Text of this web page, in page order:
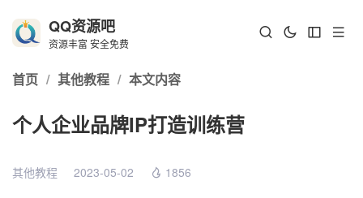
QQ资源吧
资源丰富 安全免费
首页 / 其他教程 / 本文内容
个人企业品牌IP打造训练营
其他教程 2023-05-02 1856